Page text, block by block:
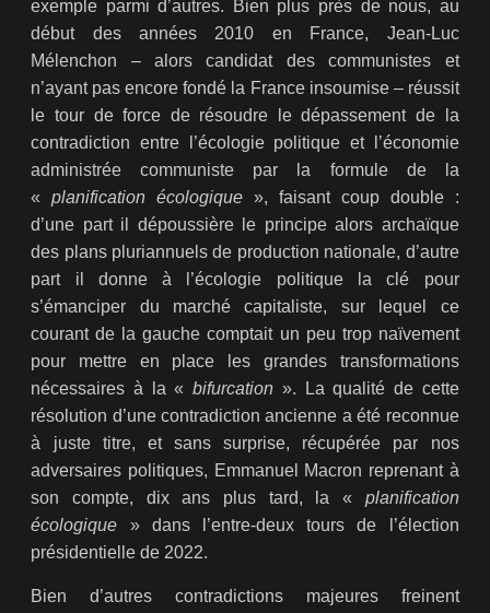
exemple parmi d’autres. Bien plus près de nous, au
début des années 2010 en France, Jean-Luc
Mélenchon – alors candidat des communistes et
n’ayant pas encore fondé la France insoumise – réussit
le tour de force de résoudre le dépassement de la
contradiction entre l’écologie politique et l’économie
administrée communiste par la formule de la
«planification écologique », faisant coup double :
d’une part il dépoussière le principe alors archaïque
des plans pluriannuels de production nationale, d’autre
part il donne à l’écologie politique la clé pour
s’émanciper du marché capitaliste, sur lequel ce
courant de la gauche comptait un peu trop naïvement
pour mettre en place les grandes transformations
nécessaires à la «bifurcation ». La qualité de cette
résolution d’une contradiction ancienne a été reconnue
à juste titre, et sans surprise, récupérée par nos
adversaires politiques, Emmanuel Macron reprenant à
son compte, dix ans plus tard, la « planification
écologique » dans l’entre-deux tours de l’élection
présidentielle de 2022.
Bien d’autres contradictions majeures freinent